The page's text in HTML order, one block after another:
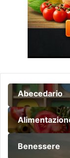
Abecedario
Benessere